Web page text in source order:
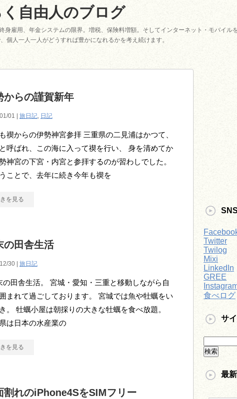
自由人のブログ
身雇用、年金システムの限界。増税、保険料増額。そしてインターネット・モバイル
個人一人一人がどうすれば豊かになれるかを考え続けます。
からの謹賀新年
01 | 旅日記, 日記
禊からの伊勢神宮参拝 三重県の二見浦はかつて、
呼ばれ、この海に入って禊を行い、 身を清めてか
神宮の下宮・内宮と参拝するのが習わしでした。
ことで、去年に続き今年も禊を
を見る
の田舎生活
30 | 旅日記
の田舎生活。 宮城・愛知・三重と移動しながら自
まれて過ごしております。 宮城では魚や牡蠣をい
。 牡蠣小屋は朝採りの大きな牡蠣を食べ放題。
は日本の水産業の
を見る
割れのiPhone4SをSIMフリー
Twitter
Twilog
Mixi
LinkedIn
GREE
食べログ
サ
最